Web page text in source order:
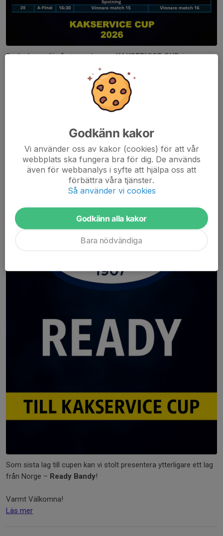
Spelschemaför årets upplaga avKAKSERVICE CUPär nu
Välkomna Ready Bandy!
0 kommentarer
Som sista lag till cupen kan vi stolt presentera ytterligare ett lag
från Norge – Ready Bandy!
Varmt Välkomna!
Läs mer
Godkänn kakor
Vi använder oss av kakor (cookies) för att vår
webbplats ska fungera bra för dig. De används
även för webbanalys i syfte att hjälpa oss att
förbättra våra tjänster.
Så använder vi cookies
Godkänn alla kakor
Bara nödvändiga